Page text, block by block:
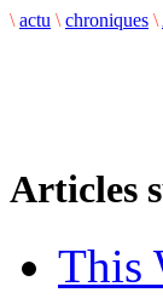
\ actu \ chroniques \
Articles
This